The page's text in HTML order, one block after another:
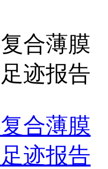
合薄膜
迹报告
合薄膜
迹报告